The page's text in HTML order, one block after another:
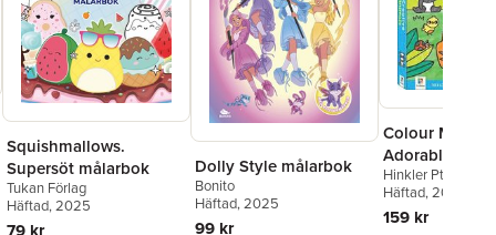
Squishmallows.
Supersöt målarbok
Tukan Förlag
Häftad, 2025
Dolly Style målarbok
Bonito
Häftad, 2025
99 kr
Colour Me
Adorable
Hinkler Pty Ltd
Häftad, 2020
159 kr